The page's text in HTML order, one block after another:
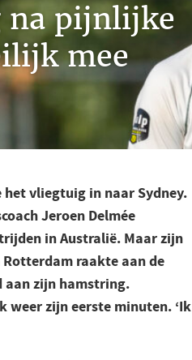
na pijnlijke
mee
vliegtuig in naar Sydney.
Jeroen Delmée
in Australië. Maar zijn
raakte aan de
aan zijn hamstring.
weer zijn eerste minuten. ‘Ik